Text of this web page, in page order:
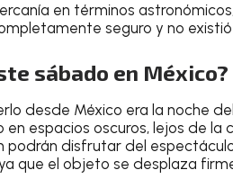
en términos
seguro y no
sábado en México?
desde México era la noche
en espacios oscuros, lejos de
podrán disfrutar del
que el objeto se desplaza